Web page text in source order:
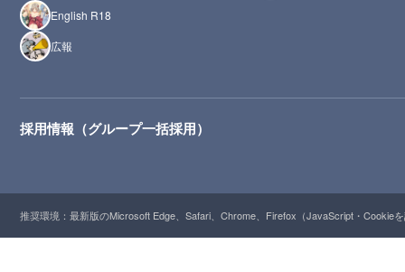
English R18
広報
採用情報（グループ一括採用）
推奨環境：最新版のMicrosoft Edge、Safari、Chrome、Firefox（JavaScript・Cookie